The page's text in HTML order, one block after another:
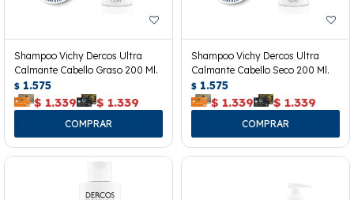
Shampoo Vichy Dercos Ultra
Calmante Cabello Graso 200 Ml.
$ 1.575
$ 1.339 $ 1.339
Shampoo Vichy Dercos Ultra
Calmante Cabello Seco 200 Ml.
$ 1.575
$ 1.339 $ 1.339